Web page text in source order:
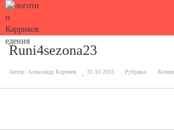
Runi4sezona23
Автор: Александр Коренев 31.10.2015 Рубрика: